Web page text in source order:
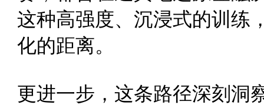
这种高强度、沉浸式的训练
化的距离。
更进一步，这条路径深刻洞